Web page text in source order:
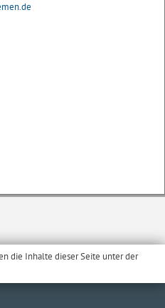
die Inhalte dieser Seite unter der